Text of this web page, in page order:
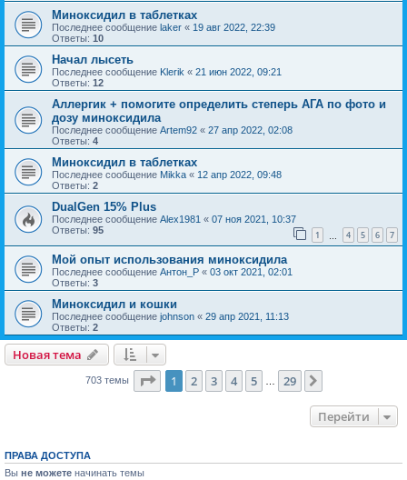
Миноксидил в таблетках
Последнее сообщение laker « 19 авг 2022, 22:39
Ответы: 10
Начал лысеть
Последнее сообщение Klerik « 21 июн 2022, 09:21
Ответы: 12
Аллергик + помогите определить степерь АГА по фото и
дозу миноксидила
Последнее сообщение Artem92 « 27 апр 2022, 02:08
Ответы: 4
Миноксидил в таблетках
Последнее сообщение Mikka « 12 апр 2022, 09:48
Ответы: 2
DualGen 15% Plus
Последнее сообщение Alex1981 « 07 ноя 2021, 10:37
Ответы: 95 1 4 5 6 7
Мой опыт использования миноксидила
Последнее сообщение Антон_Р « 03 окт 2021, 02:01
Ответы: 3
Миноксидил и кошки
Последнее сообщение johnson « 29 апр 2021, 11:13
Ответы: 2
Новая тема
703 темы Страница из 29
1 2 3 4 5 29
Перейти
ПРАВА ДОСТУПА
Вы не можете начинать темы